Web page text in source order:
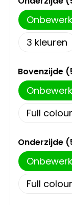
Gilets
Reistassen
Rugzakken
Sporttassen
Strandtassen
3
Bovenzijde
Full colour
Onderzijde
Full colour